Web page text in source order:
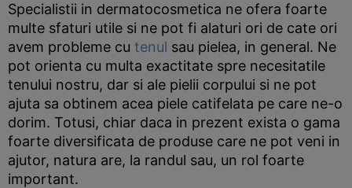
Specialistii in dermatocosmetica ne ofera foarte
multe sfaturi utile si ne pot fi alaturi ori de cate ori
avem probleme cu tenul sau pielea, in general. Ne
pot orienta cu multa exactitate spre necesitatile
tenului nostru, dar si ale pielii corpului si ne pot
ajuta sa obtinem acea piele catifelata pe care ne-o
dorim. Totusi, chiar daca in prezent exista o gama
foarte diversificata de produse care ne pot veni in
ajutor, natura are, la randul sau, un rol foarte
important.